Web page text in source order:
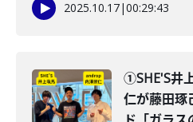
2025.10.17|00:29:43
①SHE'S井
仁が藤田琢